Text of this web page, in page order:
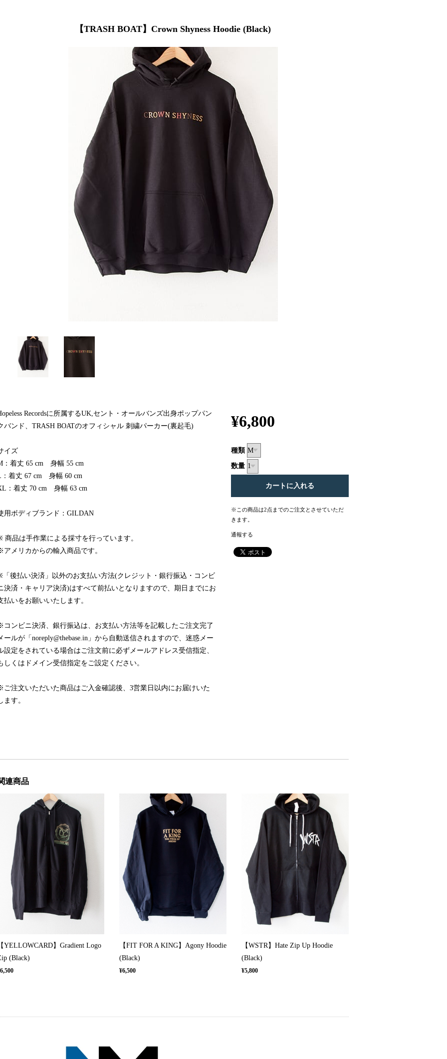
【TRASH BOAT】Crown Shyness Hoodie (Black)
Recordsに所属するUK,セント・オールバンズ出身ポップパン
バンド、TRASH BOATのオフィシャル 刺繍パーカー(裏起毛)
イズ
：着丈 65 cm 身幅 55 cm
着丈 67 cm 身幅 60 cm
：着丈 70 cm 身幅 63 cm
用ボディブランド：GILDAN
商品は手作業による採寸を行っています。
メリカからの輸入商品です。
後払い決済」以外のお支払い方法(クレジット・銀行振込・コンビ
決済・キャリア決済)はすべて前払いとなりますので、期日までにお
払いをお願いいたします。
ンビニ決済、銀行振込は、お支払い方法等を記載したご注文完了
ールが「 noreply@thebase.in 」から自動送信されますので、迷惑メー
設定をされている場合はご注文前に必ずメールアドレス受信指定、
しくはドメイン受信指定をご設定ください。
注文いただいた商品はご入金確認後、3営業日以内にお届けいた
ます。
¥6,800
種類
数量
※この商品は2点までのご注文とさせていただ
きます。
通報する
連商品
YELLOWCARD】Gradient Logo
(Black)
【FIT FOR A KING】Agony Hoodie
(Black)
¥6,500
【WSTR】Hate Zip Up Hoodie
(Black)
¥5,800